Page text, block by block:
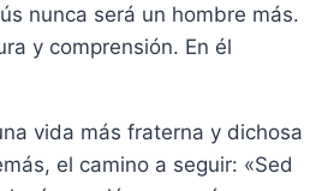
nunca será un hombre más.
y comprensión. En él
vida más fraterna y dichosa
el camino a seguir: «Sed